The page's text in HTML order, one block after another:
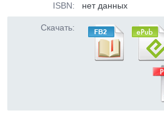
ISBN: нет данных
Скачать: